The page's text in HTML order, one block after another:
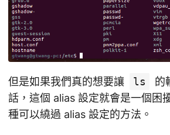
但是如果我們真的想要讓 ls
的
話，這個 alias 設定就會是一個困
種可以繞過 alias 設定的方法。